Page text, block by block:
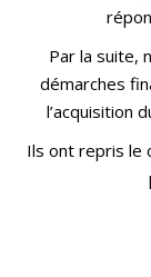
Par la suite,
démarches
l’acquisition
Ils ont repris le